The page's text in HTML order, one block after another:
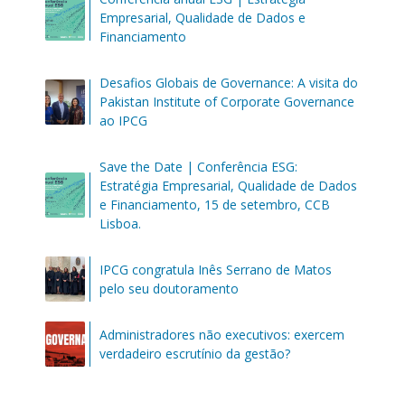
Empresarial, Qualidade de Dados e
Financiamento
Desafios Globais de Governance: A visita do
Pakistan Institute of Corporate Governance
ao IPCG
Save the Date | Conferência ESG:
Estratégia Empresarial, Qualidade de Dados
e Financiamento, 15 de setembro, CCB
Lisboa.
IPCG congratula Inês Serrano de Matos
pelo seu doutoramento
Administradores não executivos: exercem
verdadeiro escrutínio da gestão?